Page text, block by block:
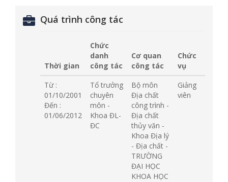
Quá trình công tác
Thời gian
Chức
danh
công tác
Cơ quan
công tác
Chức
vụ
Từ :
01/10/2001
Đến :
01/06/2012
Tổ trưởng
chuyên
môn -
Khoa ĐL-
ĐC
Bộ môn
Địa chất
công trình -
Địa chất
thủy văn -
Khoa Địa lý
- Địa chất -
TRƯỜNG
ĐẠI HỌC
KHOA HỌC
Giảng
viên